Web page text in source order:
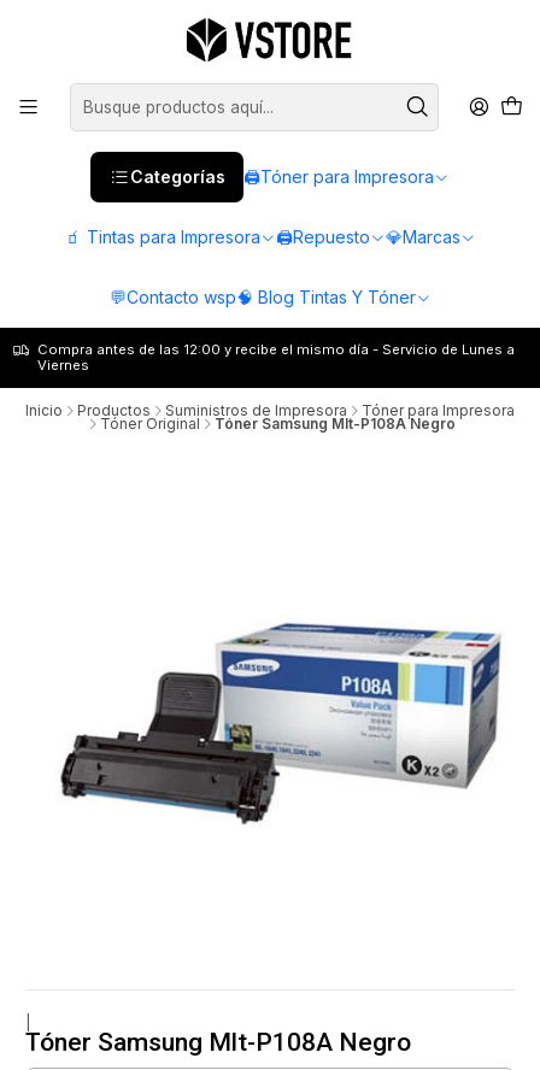
Categorías 🖨️Tóner para Impresora
🧃 Tintas para Impresora 🖨️Repuesto 💎Marcas
💬Contacto wsp🧠 Blog Tintas Y Tóner
Compra antes de las 12:00 y recibe el mismo día - Servicio de Lunes a
Viernes
Inicio Productos Suministros de Impresora Tóner para Impresora
Tóner Original Tóner Samsung Mlt-P108A Negro
Tóner Samsung Mlt-P108A Negro